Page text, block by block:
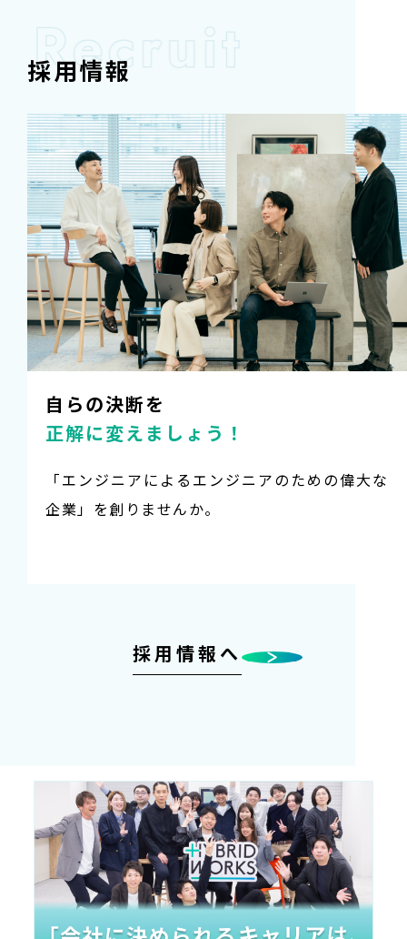
採用情報
自らの決断を
正解に変えましょう！
「エンジニアによるエンジニアのための偉大な
企業」を創りませんか。
採用情報へ